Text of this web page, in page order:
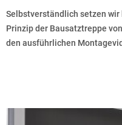
Selbstverständlich setzen
Prinzip der Bausatztreppe
den ausführlichen